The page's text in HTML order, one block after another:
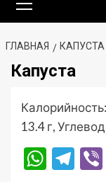
меню
ГЛАВНАЯ КАПУСТА
Капуста
13.4 г,